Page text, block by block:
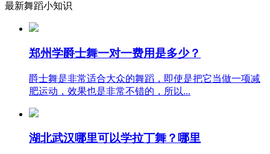
最新舞蹈小知识
郑州学爵士舞一对一费用是多少？
爵士舞是非常适合大众的舞蹈，即使是把它当做一项减
肥运动，效果也是非常不错的，所以...
湖北武汉哪里可以学拉丁舞？哪里